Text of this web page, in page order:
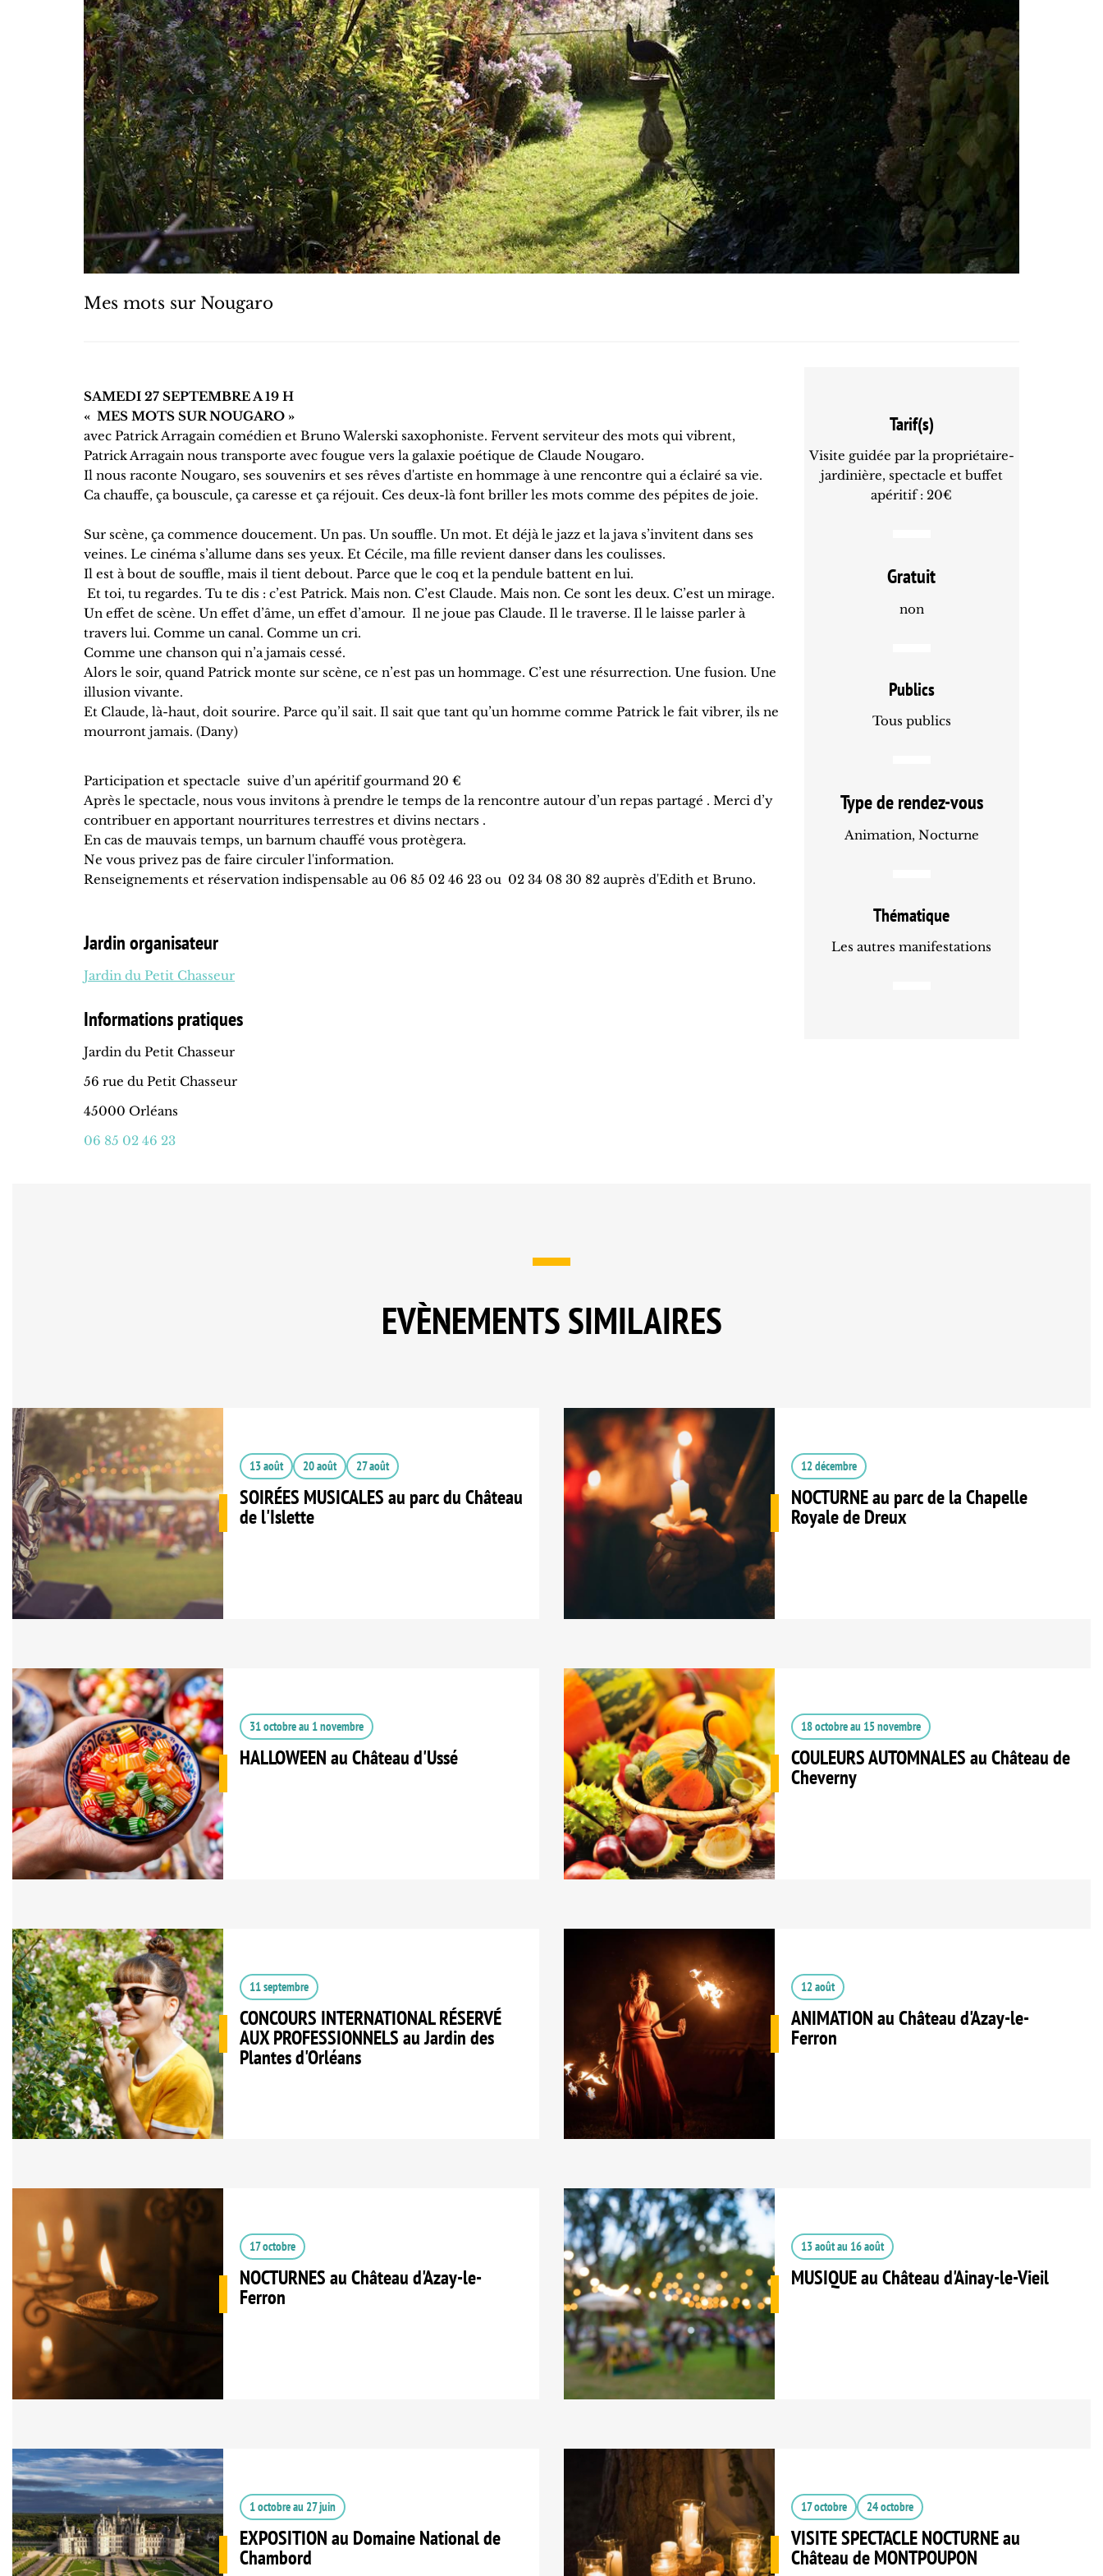
Mes mots sur Nougaro
SAMEDI 27 SEPTEMBRE A 19 H
« MES MOTS SUR NOUGARO »
avec Patrick Arragain comédien et Bruno Walerski saxophoniste. Fervent serviteur des mots qui vibrent,
Patrick Arragain nous transporte avec fougue vers la galaxie poétique de Claude Nougaro.
Il nous raconte Nougaro, ses souvenirs et ses rêves d'artiste en hommage à une rencontre qui a éclairé sa vie.
Ca chauffe, ça bouscule, ça caresse et ça réjouit. Ces deux-là font briller les mots comme des pépites de joie.
Sur scène, ça commence doucement. Un pas. Un souffle. Un mot. Et déjà le jazz et la java s’invitent dans ses
veines. Le cinéma s’allume dans ses yeux. Et Cécile, ma fille revient danser dans les coulisses.
Il est à bout de souffle, mais il tient debout. Parce que le coq et la pendule battent en lui.
Et toi, tu regardes. Tu te dis : c’est Patrick. Mais non. C’est Claude. Mais non. Ce sont les deux. C’est un mirage.
Un effet de scène. Un effet d’âme, un effet d’amour. Il ne joue pas Claude. Il le traverse. Il le laisse parler à
travers lui. Comme un canal. Comme un cri.
Comme une chanson qui n’a jamais cessé.
Alors le soir, quand Patrick monte sur scène, ce n’est pas un hommage. C’est une résurrection. Une fusion. Une
illusion vivante.
Et Claude, là-haut, doit sourire. Parce qu’il sait. Il sait que tant qu’un homme comme Patrick le fait vibrer, ils ne
mourront jamais. (Dany)
Participation et spectacle suive d’un apéritif gourmand 20 €
Après le spectacle, nous vous invitons à prendre le temps de la rencontre autour d’un repas partagé . Merci d’y
contribuer en apportant nourritures terrestres et divins nectars .
En cas de mauvais temps, un barnum chauffé vous protègera.
Ne vous privez pas de faire circuler l'information.
Renseignements et réservation indispensable au 06 85 02 46 23 ou 02 34 08 30 82 auprès d'Edith et Bruno.
Jardin organisateur
Jardin du Petit Chasseur
Informations pratiques
Jardin du Petit Chasseur
56 rue du Petit Chasseur
45000 Orléans
06 85 02 46 23
Tarif(s)
Visite guidée par la propriétaire-
jardinière, spectacle et buffet
apéritif : 20€
Gratuit
non
Publics
Tous publics
Type de rendez-vous
Animation, Nocturne
Thématique
Les autres manifestations
EVÈNEMENTS SIMILAIRES
13 août 20 août 27 août
SOIRÉES MUSICALES au parc du Château
de l'Islette
12 décembre
NOCTURNE au parc de la Chapelle
Royale de Dreux
31 octobreau 1 novembre
HALLOWEEN au Château d'Ussé
18 octobreau 15 novembre
COULEURS AUTOMNALES au Château de
Cheverny
11 septembre
CONCOURS INTERNATIONAL RÉSERVÉ
AUX PROFESSIONNELS au Jardin des
Plantes d'Orléans
12 août
ANIMATION au Château d'Azay-le-
Ferron
17 octobre
NOCTURNES au Château d'Azay-le-
Ferron
13 aoûtau 16 août
MUSIQUE au Château d'Ainay-le-Vieil
1 octobreau 27 juin
EXPOSITION au Domaine National de
Chambord
17 octobre 24 octobre
VISITE SPECTACLE NOCTURNE au
Château de MONTPOUPON